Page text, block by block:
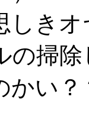
しき
の掃
い？